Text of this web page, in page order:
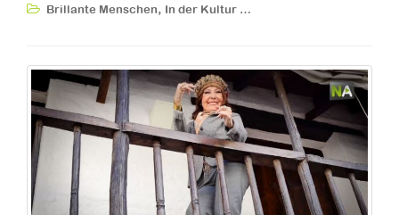
Brillante Menschen, In der Kultur …